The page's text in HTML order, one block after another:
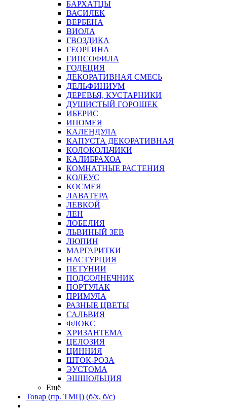
БАРХАТЦЫ
ВАСИЛЕК
ВЕРБЕНА
ВИОЛА
ГВОЗДИКА
ГЕОРГИНА
ГИПСОФИЛА
ГОДЕЦИЯ
ДЕКОРАТИВНАЯ СМЕСЬ
ДЕЛЬФИНИУМ
ДЕРЕВЬЯ, КУСТАРНИКИ
ДУШИСТЫЙ ГОРОШЕК
ИБЕРИС
ИПОМЕЯ
КАЛЕНДУЛА
КАПУСТА ДЕКОРАТИВНАЯ
КОЛОКОЛЬЧИКИ
КАЛИБРАХОА
КОМНАТНЫЕ РАСТЕНИЯ
КОЛЕУС
КОСМЕЯ
ЛАВАТЕРА
ЛЕВКОЙ
ЛЕН
ЛОБЕЛИЯ
ЛЬВИНЫЙ ЗЕВ
ЛЮПИН
МАРГАРИТКИ
НАСТУРЦИЯ
ПЕТУНИИ
ПОДСОЛНЕЧНИК
ПОРТУЛАК
ПРИМУЛА
РАЗНЫЕ ЦВЕТЫ
САЛЬВИЯ
ФЛОКС
ХРИЗАНТЕМА
ЦЕЛОЗИЯ
ЦИННИЯ
ШТОК-РОЗА
ЭУСТОМА
ЭШШОЛЬЦИЯ
Ещё
Товар (пр. ТМЦ) (б/х, б/с)